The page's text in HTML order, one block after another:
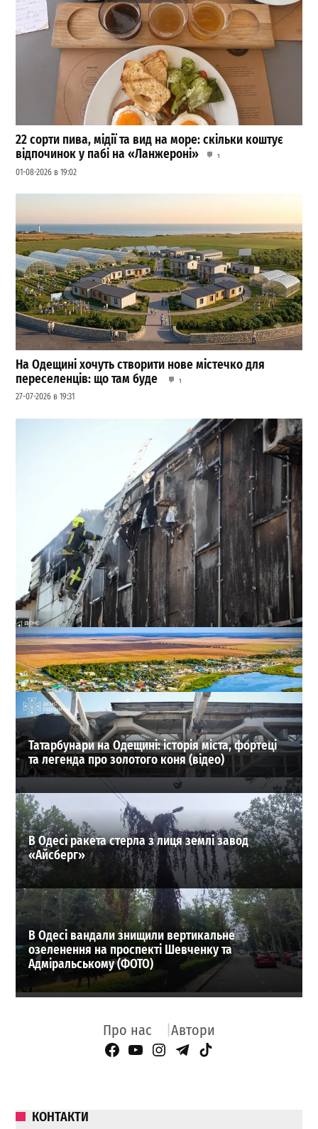
22 сорти пива, мідії та вид на море: скільки коштує
відпочинок у пабі на «Ланжероні»
1
01-08-2026 в 19:02
На Одещині хочуть створити нове містечко для
переселенців: що там буде
1
27-07-2026 в 19:31
На Миколаївській дорозі в Одесі гасили масштабну
пожежу на складі (фото, відео)
0
02-08-2026 в 22:58
ВИБІР РЕДАКЦІЇ
Татарбунари на Одещині: історія міста, фортеці
та легенда про золотого коня (відео)
В Одесі ракета стерла з лиця землі завод
«Айсберг»
В Одесі вандали знищили вертикальне
озеленення на проспекті Шевченку та
Адміральському (ФОТО)
Про нас Автори
Facebook Page
YouTube
Instagram
Telegram
TikTok
КОНТАКТИ